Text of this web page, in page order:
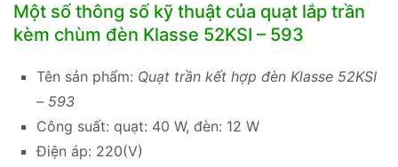
Một số thông số kỹ thuật của quạt lắp trần
kèm chùm đèn Klasse 52KSI – 593
Tên sản phẩm: Quạt trần kết hợp đèn Klasse 52KSI
– 593
Công suất: quạt: 40 W, đèn: 12 W
Điện áp: 220(V)